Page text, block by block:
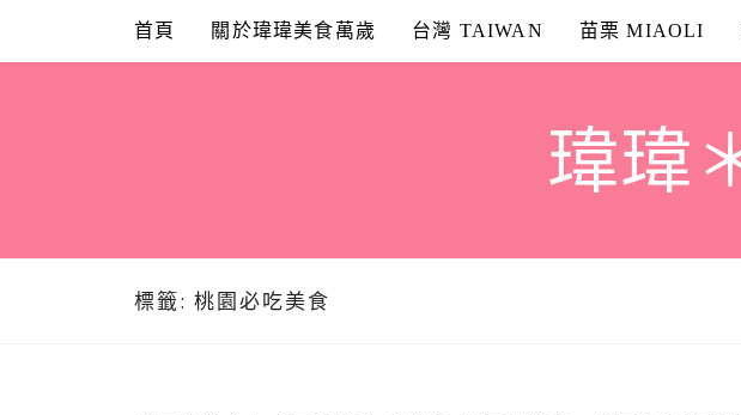
content
首頁 關於瑋瑋美食萬歲 台灣 TAIWAN 苗栗 MIAOLI
瑋瑋
標籤: 桃園必吃美食